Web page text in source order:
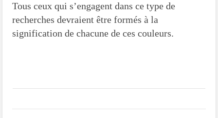
Tous ceux qui s’engagent dans ce type de
recherches devraient être formés à la
signification de chacune de ces couleurs.